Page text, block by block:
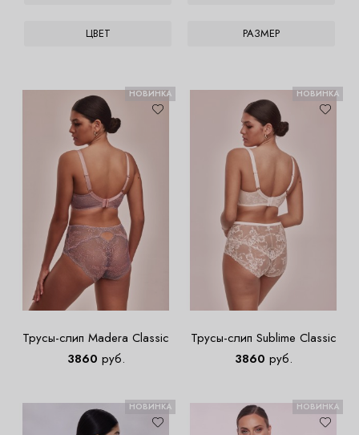
ЦВЕТ РАЗМЕР
НОВИНКА
Трусы-слип Madera Classic
3860 руб.
НОВИНКА
Трусы-слип Sublime Classic
3860 руб.
НОВИНКА НОВИНКА